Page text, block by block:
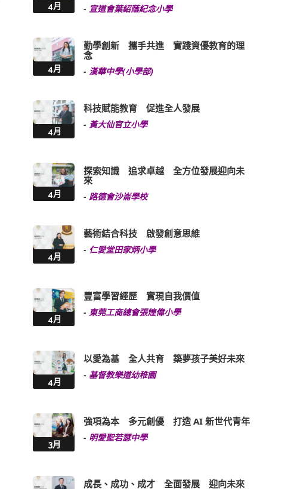
4月 - 宣道會葉紹蔭紀念小學
4月
勤學創新 攜手共進 實踐資優教育的理
念
- 漢華中學(小學部)
4月
科技賦能教育 促進全人發展
-黃大仙官立小學
4月
探索知識 追求卓越 全方位發展迎向未
來
-路德會沙崙學校
4月
藝術結合科技 啟發創意思維
- 仁愛堂田家炳小學
4月
豐富學習經歷 實現自我價值
-東莞工商總會張煌偉小學
4月
以愛為基 全人共育 築夢孩子美好未來
- 基督教樂道幼稚園
3月
強項為本 多元創優 打造 AI 新世代青年
- 明愛聖若瑟中學
成長、成功、成才 全面發展 迎向未來